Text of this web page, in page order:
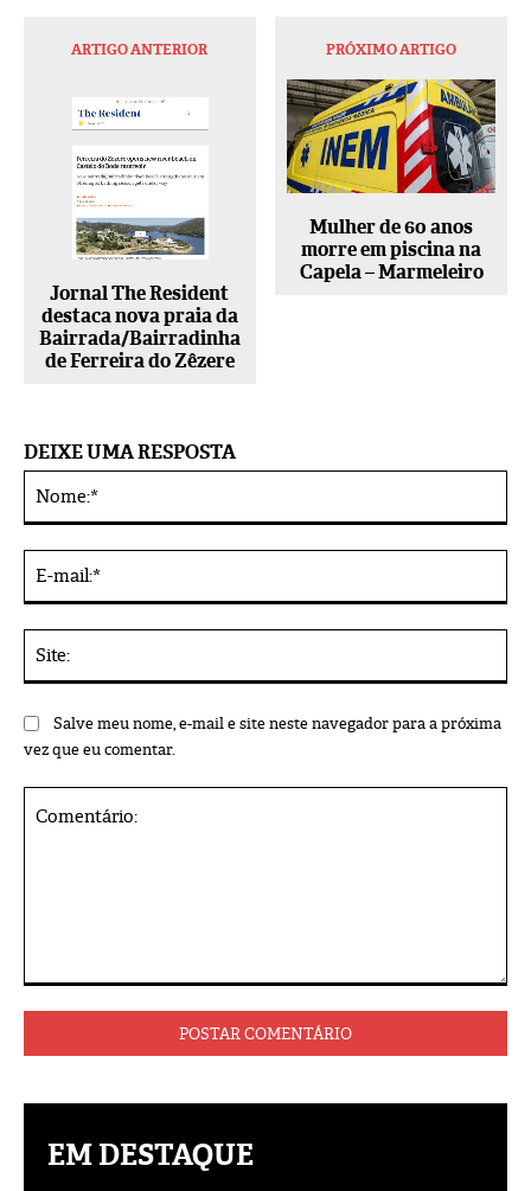
ARTIGO ANTERIOR
Jornal The Resident
destaca nova praia da
Bairrada/Bairradinha
de Ferreira do Zêzere
PRÓXIMO ARTIGO
Mulher de 60 anos
morre em piscina na
Capela – Marmeleiro
DEIXE UMA RESPOSTA
Salve meu nome, e-mail e site neste navegador para a próxima
vez que eu comentar.
EM DESTAQUE